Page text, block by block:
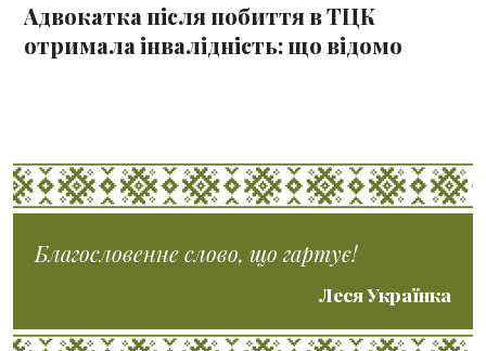
Адвокатка після побиття в ТЦК
отримала інвалідність: що відомо
Благословенне слово, що гартує!
Леся Українка